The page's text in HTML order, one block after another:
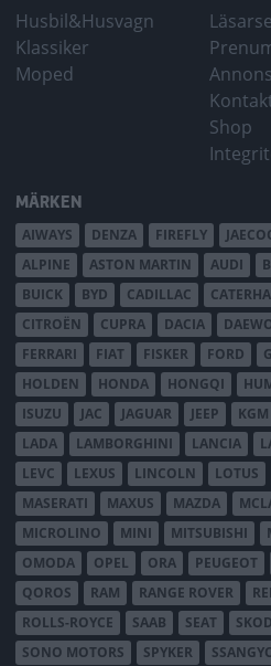
Husbil&Husvagn
Klassiker
Moped
Shop
MÄRKEN
AIWAYS DENZA FIREFLY
ALPINE
ASTON MARTIN AUDI
BUICK
BYD CADILLAC
CITROËN
CUPRA DACIA
FERRARI
FIAT FISKER FORD
HOLDEN
HONDA HONGQI
ISUZU
JAC JAGUAR JEEP KGM
LADA
LAMBORGHINI LANCIA
LEVC
LEXUS LINCOLN LOTUS
MASERATI
MAXUS MAZDA
MICROLINO
MINI MITSUBISHI
OMODA
OPEL ORA PEUGEOT
QOROS
RAM RANGE ROVER
ROLLS-ROYCE
SAAB SEAT
SONO MOTORS
SPYKER